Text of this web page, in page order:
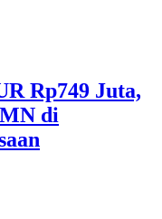
Rp749 Juta,
di